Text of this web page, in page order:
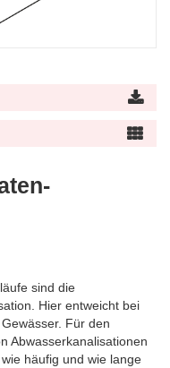
sind die
Hier entweicht bei
Für den
Abwasserkanalisationen
häufig und wie lange